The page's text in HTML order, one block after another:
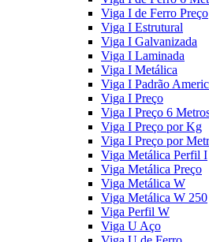
Viga I de Ferro Preço
Viga I Estrutural
Viga I Galvanizada
Viga I Laminada
Viga I Metálica
Viga I Padrão
Viga I Preço
Viga I Preço 6
Viga I Preço por Kg
Viga I Preço por
Viga Metálica Perfil I
Viga Metálica Preço
Viga Metálica W
Viga Metálica W 250
Viga Perfil W
Viga U Aço